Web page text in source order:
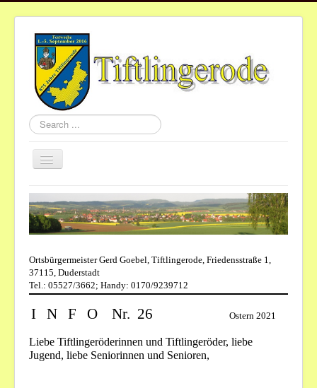
Search
...
Toggle
Navigation
Home
Aktuelles
Vereine
St.Nikolaus
Termine
Bilder
Veranstaltungen
Ortsbürgermeister Gerd Goebel, Tiftlingerode, Friedensstraße 1,
37115, Duderstadt
Tel.: 05527/3662; Handy: 0170/9239712
I N F O Nr. 26 Ostern 2021
Liebe Tiftlingeröderinnen und Tiftlingeröder, liebe
Jugend, liebe Seniorinnen und Senioren,